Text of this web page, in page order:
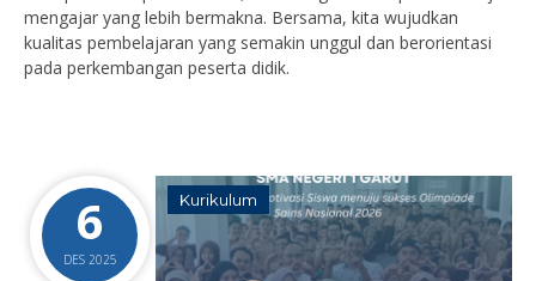
mengajar yang lebih bermakna. Bersama, kita wujudkan
kualitas pembelajaran yang semakin unggul dan berorientasi
pada perkembangan peserta didik.
6
DES 2025
Kurikulum